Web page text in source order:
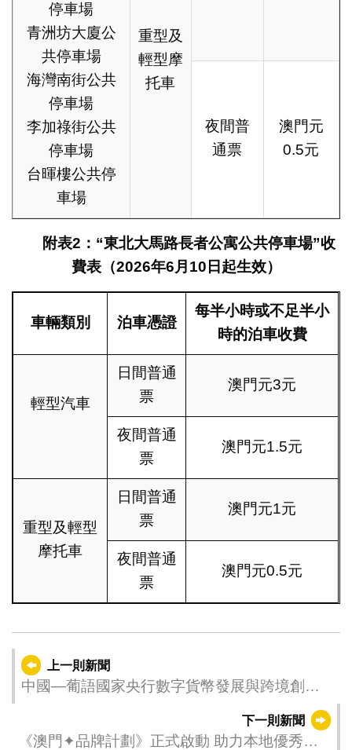
停車場
青洲坊大廈公
共停車場
海灣南街公共
停車場
李加祿街公共
停車場
台暉樓公共停
車場
重型及
輕型摩
托車
夜間普
通票
澳門元
0.5元
附表2 ： “東北大馬路長者公寓公共停車場”收
費表（2026年6月 10 日起生效）
車輛類別 泊車憑證
每半小時或不足半小
時的泊車收費
輕型汽車
日間普通
票
澳門元3元
夜間普通
票
澳門元1.5元
重型及輕型
摩托車
日間普通
票
澳門元1元
夜間普通
票
澳門元0.5元
上一則新聞
中國—葡語國家央行數字貨幣發展與跨境創新
下一則新聞
《澳門✦品牌計劃》正式啟動 助力本地優秀品